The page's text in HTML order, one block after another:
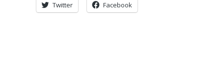
Twitter Facebook